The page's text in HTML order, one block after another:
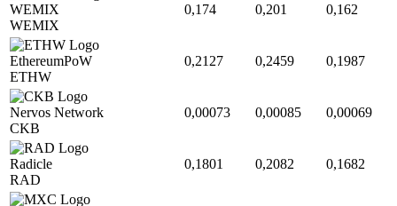
WEMIX
WEMIX
0,174 0,201 0,162
EthereumPoW
ETHW
0,2127 0,2459 0,1987
Nervos Network
CKB
0,00073 0,00085 0,00069
Radicle
RAD
0,1801 0,2082 0,1682